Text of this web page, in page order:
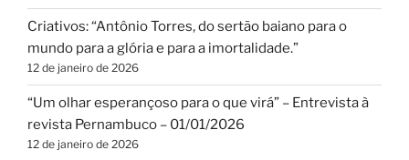
Criativos: “Antônio Torres, do sertão baiano para o
mundo para a glória e para a imortalidade.”
12 de janeiro de 2026
“Um olhar esperançoso para o que virá” – Entrevista à
revista Pernambuco – 01/01/2026
12 de janeiro de 2026